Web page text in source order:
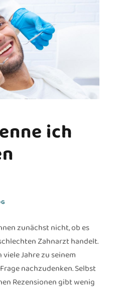
ich
zunächst nicht, ob es
Zahnarzt handelt.
Jahre zu seinem
nachzudenken. Selbst
Rezensionen gibt wenig